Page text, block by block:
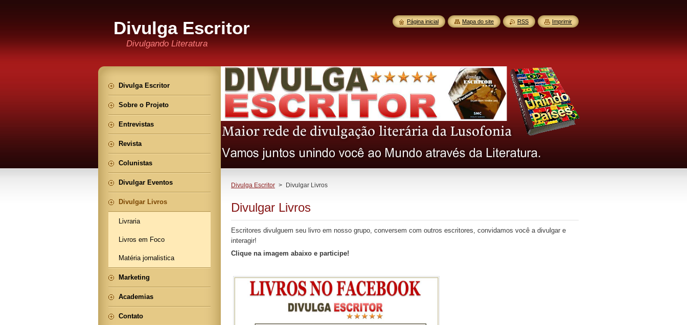
Divulga Escritor
Divulgando Literatura
Divulga Escritor > Divulgar Livros
Divulgar Livros
Escritores divulguem seu livro em nosso grupo, conversem com outros escritores, convidamos você a divulgar e
interagir!
Clique na imagem abaixo e participe!
Divulga Escritor
Sobre o Projeto
Entrevistas
Revista
Colunistas
Divulgar Eventos
Divulgar Livros
Livraria
Livros em Foco
Matéria jornalistica
Marketing
Academias
Contato
Página inicial Mapa do site RSS Imprimir